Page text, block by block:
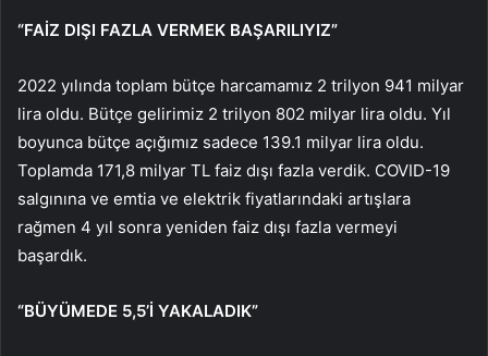
“FAİZ DIŞI FAZLA VERMEK BAŞARILIYIZ”
2022 yılında toplam bütçe harcamamız 2 trilyon 941 milyar
lira oldu. Bütçe gelirimiz 2 trilyon 802 milyar lira oldu. Yıl
boyunca bütçe açığımız sadece 139.1 milyar lira oldu.
Toplamda 171,8 milyar TL faiz dışı fazla verdik. COVID-19
salgınına ve emtia ve elektrik fiyatlarındaki artışlara
rağmen 4 yıl sonra yeniden faiz dışı fazla vermeyi
başardık.
“BÜYÜMEDE 5,5’İ YAKALADIK”